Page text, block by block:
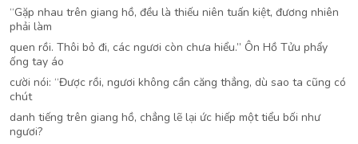
“Gặp nhau trên giang hồ, đều là thiếu niên tuấn kiệt, đương nhiên
phải làm
quen rồi. Thôi bỏ đi, các ngươi còn chưa hiểu.” Ôn Hồ Tửu phẩy
ống tay áo
cười nói: “Được rồi, ngươi không cần căng thẳng, dù sao ta cũng có
chút
danh tiếng trên giang hồ, chẳng lẽ lại ức hiếp một tiểu bối như
ngươi?